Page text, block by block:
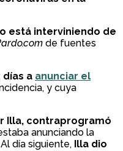
está interviniendo de
de fuentes
días a anunciar el
y cuya
Illa, contraprogramó
anunciando la
día siguiente, Illa dio